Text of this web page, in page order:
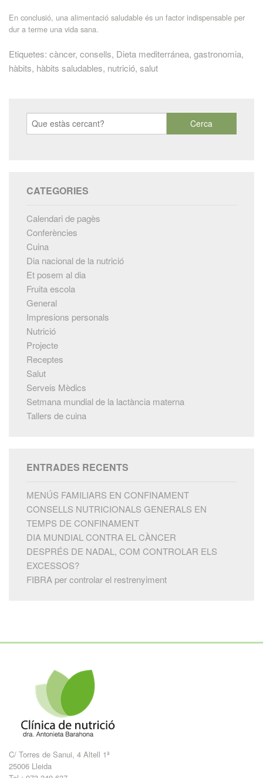
En conclusió, una alimentació saludable és un factor indispensable per
dur a terme una vida sana.
Etiquetes: càncer, consells, Dieta mediterránea, gastronomia,
hàbits, hàbits saludables, nutrició, salut
CATEGORIES
Calendari de pagès
Conferències
Cuina
Dia nacional de la nutrició
Et posem al dia
Fruita escola
General
Impresions personals
Nutrició
Projecte
Receptes
Salut
Serveis Mèdics
Setmana mundial de la lactància materna
Tallers de cuina
ENTRADES RECENTS
MENÚS FAMILIARS EN CONFINAMENT
CONSELLS NUTRICIONALS GENERALS EN
TEMPS DE CONFINAMENT
DIA MUNDIAL CONTRA EL CÀNCER
DESPRÉS DE NADAL, COM CONTROLAR ELS
EXCESSOS?
FIBRA per controlar el restrenyiment
C/ Torres de Sanui, 4 Altell 1ª
25006 Lleida